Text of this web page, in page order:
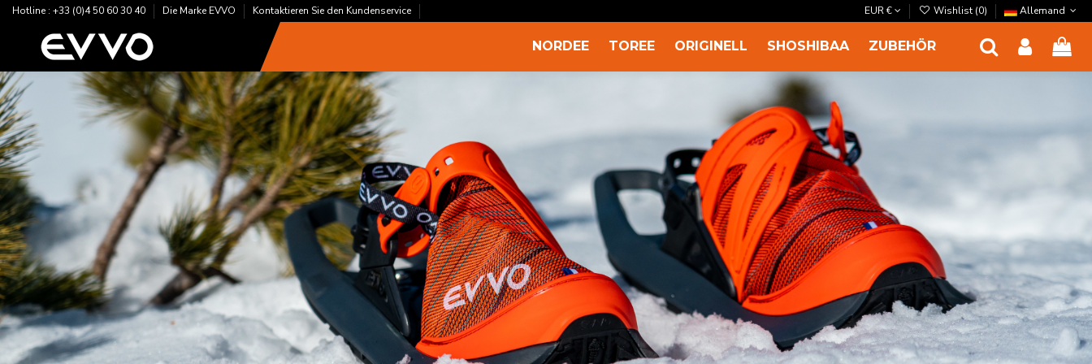
Hotline : +33 (0)4 50 60 30 40 Die Marke EVVO Kontaktieren Sie den Kundenservice EUR € Wishlist (0) Allemand
NORDEE TOREE ORIGINELL SHOSHIBAA ZUBEHÖR